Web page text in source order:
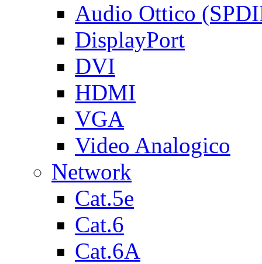
Audio Ottico
DisplayPort
DVI
HDMI
VGA
Video Analogico
Network
Cat.5e
Cat.6
Cat.6A